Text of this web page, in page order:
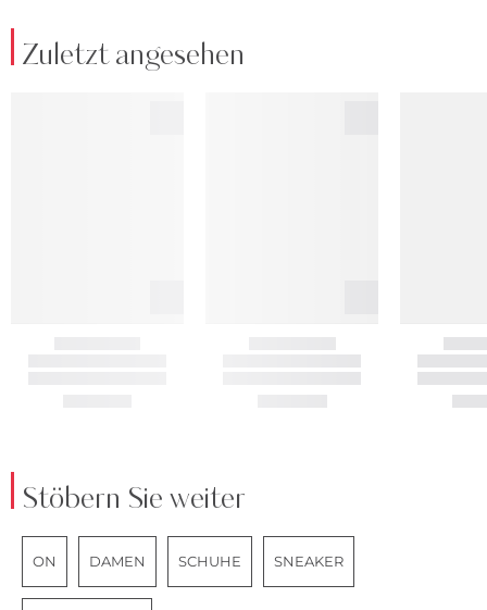
Zuletzt angesehen
Stöbern Sie weiter
ON DAMEN SCHUHE SNEAKER